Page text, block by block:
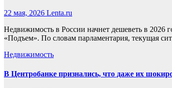
22 мая, 2026 Lenta.ru
Недвижимость в России начнет дешеветь в 2026
«Подъем». По словам парламентария, текущая
Недвижимость
В Центробанке признались, что даже их